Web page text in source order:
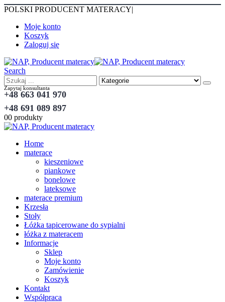
POLSKI PRODUCENT MATERACY|
Moje konto
Koszyk
Zaloguj się
Search
Zapytaj konsultanta
+48 663 041 970
+48 691 089 897
00 produkty
Home
materace
kieszeniowe
piankowe
bonelowe
lateksowe
materace premium
Krzesła
Stoły
Łóżka tapicerowane do sypialni
łóżka z materacem
Informacje
Sklep
Moje konto
Zamówienie
Koszyk
Kontakt
Współpraca